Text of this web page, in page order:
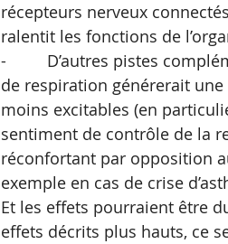
récepteurs nerveux
ralentit les fonctions de
-         D’autres pistes
de respiration générerait
moins excitables (en
sentiment de contrôle de la
réconfortant par opposition
exemple en cas de crise
Et les effets pourraient être
effets décrits plus hauts, ce